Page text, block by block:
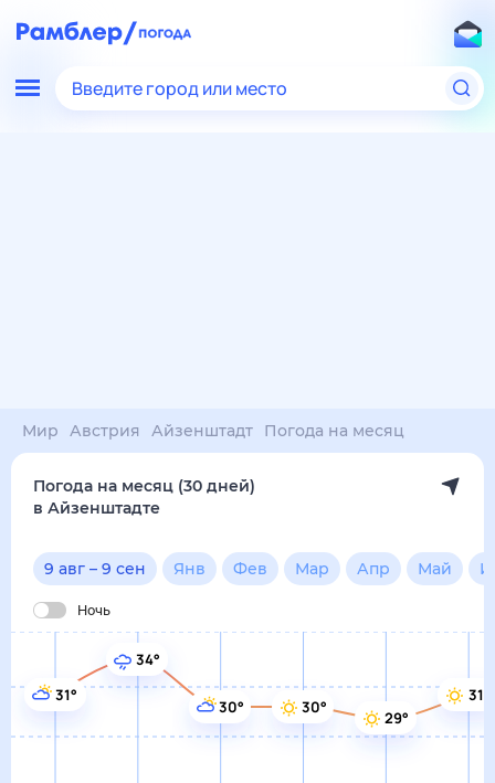
Введите город или место
Мир Австрия Айзенштадт Погода на месяц
Погода на месяц (30 дней)
в Айзенштадте
9 авг – 9 сен Янв Фев Мар Апр Май
Ночь
31°
34°
30° 30°
29°
31°